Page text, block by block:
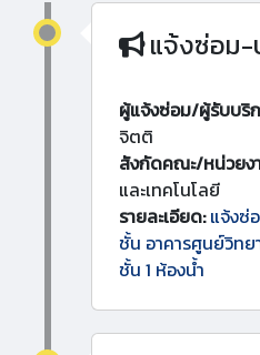
แจ้งซ่อม-
ผู้แจ้งซ่อม/ผู้รับบริ
จิตติ
สังกัดคณะ/หน่วยง
และเทคโนโลยี
รายละเอียด: แจ้งซ่
ชั้น อาคารศูนย์วิทย
ชั้น 1 ห้องน้ำ